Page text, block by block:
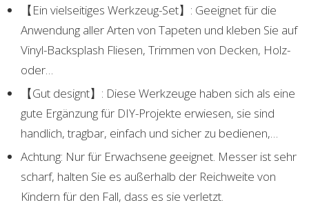
【Ein vielseitiges Werkzeug-Set】: Geeignet für die
Anwendung aller Arten von Tapeten und kleben Sie auf
Vinyl-Backsplash Fliesen, Trimmen von Decken, Holz-
oder…
【Gut designt】: Diese Werkzeuge haben sich als eine
gute Ergänzung für DIY-Projekte erwiesen, sie sind
handlich, tragbar, einfach und sicher zu bedienen,…
Achtung: Nur für Erwachsene geeignet. Messer ist sehr
scharf, halten Sie es außerhalb der Reichweite von
Kindern für den Fall, dass es sie verletzt.